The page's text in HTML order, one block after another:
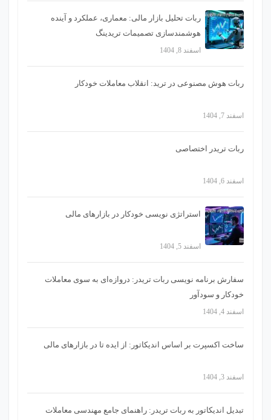
ربات تحلیل بازار مالی: معماری، عملکرد و آینده
هوشمندسازی تصمیمات تریدینگ
اسفند 8, 1404
ربات هوش مصنوعی در ترید: انقلاب معاملات خودکار
اسفند 7, 1404
ربات تریدر اختصاصی
اسفند 6, 1404
استراتژی‌ نویسی خودکار در بازارهای مالی
اسفند 5, 1404
سفارش برنامه نویسی ربات تریدر: دروازه‌ای به سوی معاملات
خودکار و سودآور
اسفند 4, 1404
ساخت اکسپرت بر اساس اندیکاتور: از ایده تا در بازارهای مالی
اسفند 3, 1404
تبدیل اندیکاتور به ربات تریدر: راهنمای جامع مهندسی معاملات